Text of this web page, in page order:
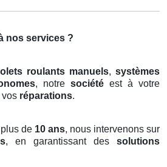
nos services ?
roulants manuels, systèmes
, notre société est à votre
vos réparations.
de 10 ans, nous intervenons sur
, en garantissant des solutions